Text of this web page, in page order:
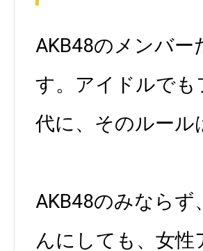
AKB48のメンバ
す。アイドルで
代に、そのルール
AKB48のみなら
んにしても、女